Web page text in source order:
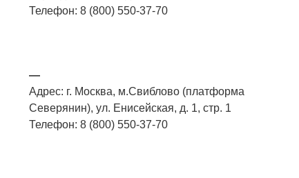
Телефон: 8 (800) 550-37-70
—
Адрес: г. Москва, м.Свиблово (платформа
Северянин), ул. Енисейская, д. 1, стр. 1
Телефон: 8 (800) 550-37-70